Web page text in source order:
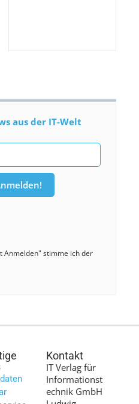
aus der IT-Welt
Anmelden" stimme ich der
Kontakt
IT Verlag für
Informationst
echnik GmbH